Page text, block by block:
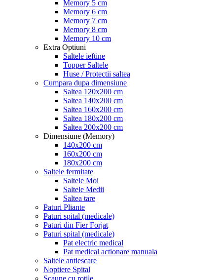
Memory 5 cm
Memory 6 cm
Memory 7 cm
Memory 8 cm
Memory 10 cm
Extra Optiuni
Saltele ieftine
Topper Saltele
Huse / Protectii saltea
Cumpara dupa dimensiune
Saltea 120x200 cm
Saltea 140x200 cm
Saltea 160x200 cm
Saltea 180x200 cm
Saltea 200x200 cm
Dimensiune (Memory)
140x200 cm
160x200 cm
180x200 cm
Saltele fermitate
Saltele Moi
Saltele Medii
Saltea tare
Paturi Pliante
Paturi spital (medicale)
Paturi din Fier Forjat
Paturi spital (medicale)
Pat electric medical
Pat medical actionare manuala
Saltele antiescare
Noptiere Spital
Scaune cu rotile